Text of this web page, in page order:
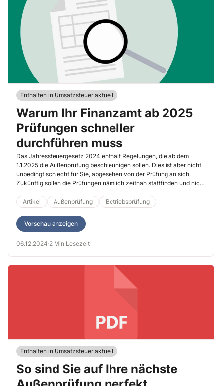
Enthalten in Umsatzsteuer aktuell
Warum Ihr Finanzamt ab 2025
Prüfungen schneller
durchführen muss
Das Jahressteuergesetz 2024 enthält Regelungen, die ab dem
1.1.2025 die Außenprüfung beschleunigen sollen. Dies ist aber nicht
unbedingt schlecht für Sie, abgesehen von der Prüfung an sich.
Zukünftig sollen die Prüfungen nämlich zeitnah stattfinden und nicht
Artikel
Außenprüfung Betriebsprüfung
Vorschau anzeigen
06.12.2024·2 Min Lesezeit
Enthalten in Umsatzsteuer aktuell
So sind Sie auf Ihre nächste